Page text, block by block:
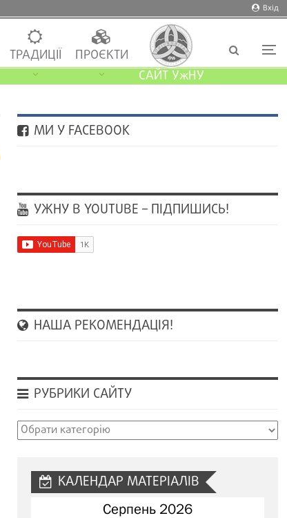
Вхід
ТРАДИЦІЇ
ПРОЄКТИ
САЙТ УжНУ
МИ У FACEBOOK
УЖНУ В YOUTUBE – ПІДПИШИСЬ!
НАША РЕКОМЕНДАЦІЯ!
РУБРИКИ САЙТУ
Рубрики
КАЛЕНДАР МАТЕРІАЛІВ
Серпень 2026